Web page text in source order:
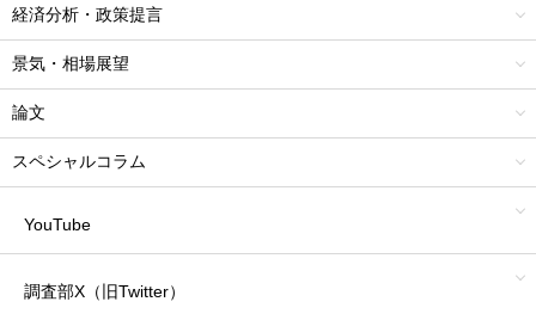
経済分析・政策提言
景気・相場展望
論文
スペシャルコラム
YouTube
調査部X（旧Twitter）